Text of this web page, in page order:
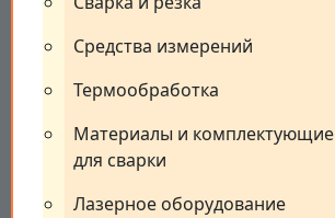
Средства измерений
Термообработка
Материалы и комплектующие
для сварки
Лазерное оборудование